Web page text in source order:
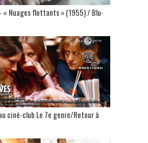
« Nuages flottants » (1955) / Blu-
ciné-club Le 7e genre/Retour à